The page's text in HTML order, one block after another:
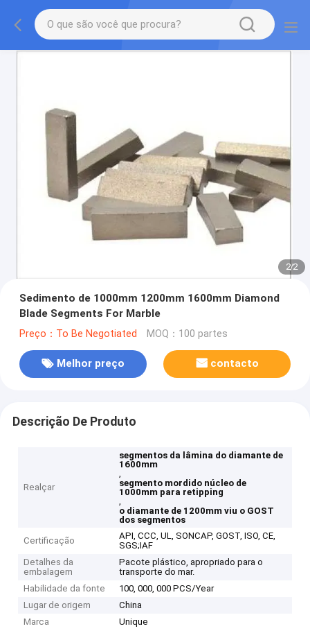
2/2
Sedimento de 1000mm 1200mm 1600mm Diamond
Blade Segments For Marble
Preço：To Be Negotiated MOQ：100 partes
Melhor preço contacto
Descrição De Produto
Realçar
segmentos da lâmina do diamante de
1600mm
,
segmento mordido núcleo de
1000mm para retipping
,
o diamante de 1200mm viu o GOST
dos segmentos
Certificação
API, CCC, UL, SONCAP, GOST, ISO, CE,
SGS;IAF
Detalhes da
embalagem
Pacote plástico, apropriado para o
transporte do mar.
Habilidade da fonte
100, 000, 000 PCS/Year
Lugar de origem
China
Marca
Unique